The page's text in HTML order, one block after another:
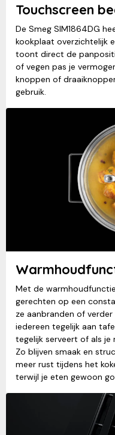
Touchscreen
De Smeg SIM1864DG
kookplaat overzichtelijk
toont direct de
of vegen pas je
knoppen of
gebruik.
Met de
gerechten op een
ze aanbranden of
iedereen tegelijk aan
tegelijk serveert of als je
Zo blijven smaak en
meer rust tijdens het
terwijl je eten gewoon